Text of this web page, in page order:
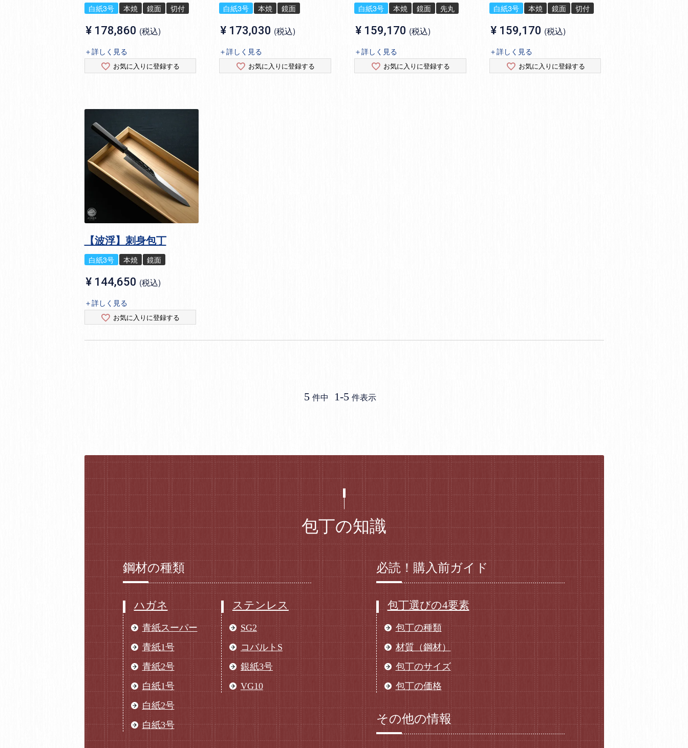
白紙3号 本焼 鏡面 切付
¥ 178,860 税込
＋詳しく見る
お気に入りに登録する
白紙3号 本焼 鏡面
¥ 173,030 税込
＋詳しく見る
お気に入りに登録する
白紙3号 本焼 鏡面 先丸
¥ 159,170 税込
＋詳しく見る
お気に入りに登録する
白紙3号 本焼 鏡面 切付
¥ 159,170 税込
＋詳しく見る
お気に入りに登録する
【波浮】刺身包丁
白紙3号 本焼 鏡面
¥ 144,650 税込
＋詳しく見る
お気に入りに登録する
5 件中 1-5 件表示
包丁の知識
鋼材の種類
ハガネ
青紙スーパー
青紙1号
青紙2号
白紙1号
白紙2号
白紙3号
ステンレス
SG2
コバルトS
銀紙3号
VG10
必読！購入前ガイド
包丁選びの4要素
包丁の種類
材質（鋼材）
包丁のサイズ
包丁の価格
その他の情報